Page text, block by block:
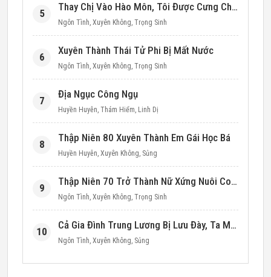
5
Thay Chị Vào Hào Môn, Tôi Được Cưng Chiều Hết Mực (Thập Niên 90)
Ngôn Tình, Xuyên Không, Trọng Sinh
6
Xuyên Thành Thái Tử Phi Bị Mất Nước
Ngôn Tình, Xuyên Không, Trọng Sinh
7
Địa Ngục Công Ngụ
Huyền Huyễn, Thám Hiểm, Linh Dị
8
Thập Niên 80 Xuyên Thành Em Gái Học Bá
Huyền Huyễn, Xuyên Không, Sủng
9
Thập Niên 70 Trở Thành Nữ Xứng Nuôi Con Làm Giàu
Ngôn Tình, Xuyên Không, Trọng Sinh
10
Cả Gia Đình Trung Lương Bị Lưu Đày, Ta Mang Không Gian Cứu Cả Nhà
Ngôn Tình, Xuyên Không, Sủng